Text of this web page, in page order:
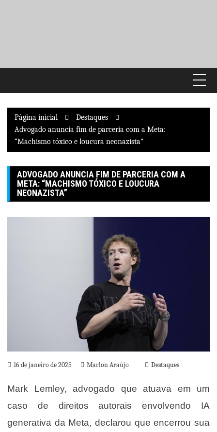
Página inicial
Destaques
Advogado anuncia fim de parceria com a Meta:
“Machismo tóxico e loucura neonazista”
ADVOGADO ANUNCIA FIM DE PARCERIA COM A
META: “MACHISMO TÓXICO E LOUCURA
NEONAZISTA”
16 de janeiro de 2025 Marlon Araújo Destaques
Mark Lemley, advogado que atuava em um
caso de direitos autorais envolvendo IA
generativa da Meta, declarou que encerrou sua